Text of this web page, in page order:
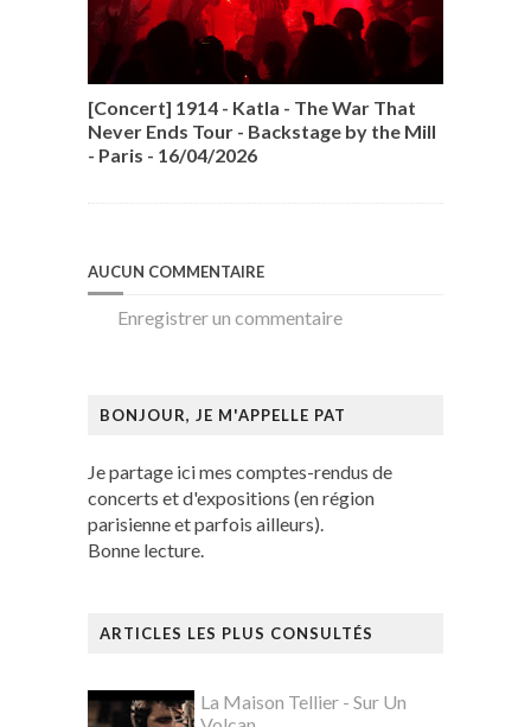
[Concert] 1914 - Katla - The War That
Never Ends Tour - Backstage by the Mill
- Paris - 16/04/2026
AUCUN COMMENTAIRE
Enregistrer un commentaire
BONJOUR, JE M'APPELLE PAT
Je partage ici mes comptes-rendus de
concerts et d'expositions (en région
parisienne et parfois ailleurs).
Bonne lecture.
ARTICLES LES PLUS CONSULTÉS
La Maison Tellier - Sur Un